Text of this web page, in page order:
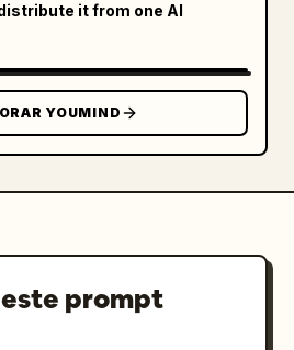
it from one AI
YOUMIND
prompt